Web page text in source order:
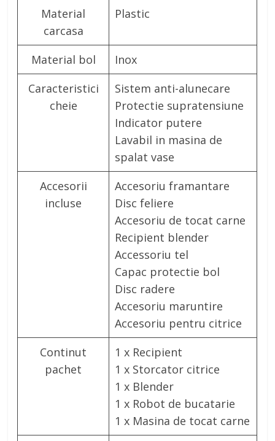
Material
carcasa
Plastic
Material bol
Inox
Caracteristici
cheie
Sistem anti-alunecare
Protectie supratensiune
Indicator putere
Lavabil in masina de
spalat vase
Accesorii
incluse
Accesoriu framantare
Disc feliere
Accesoriu de tocat carne
Recipient blender
Accessoriu tel
Capac protectie bol
Disc radere
Accesoriu maruntire
Accesoriu pentru citrice
Continut
pachet
1 x Recipient
1 x Storcator citrice
1 x Blender
1 x Robot de bucatarie
1 x Masina de tocat carne